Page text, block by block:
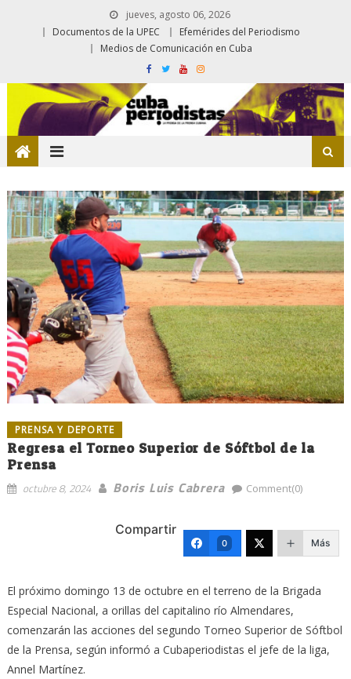
jueves, agosto 06, 2026
Documentos de la UPEC
Efemérides del Periodismo
Medios de Comunicación en Cuba
PRENSA Y DEPORTE
Regresa el Torneo Superior de Sóftbol de la
Prensa
octubre 8, 2024 Boris Luis Cabrera Comment(0)
Compartir
0 Más
El próximo domingo 13 de octubre en el terreno de la Brigada
Especial Nacional, a orillas del capitalino río Almendares,
comenzarán las acciones del segundo Torneo Superior de Sóftbol
de la Prensa, según informó a Cubaperiodistas el jefe de la liga,
Annel Martínez.